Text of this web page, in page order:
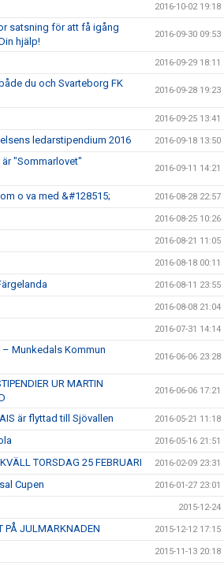
2016-10-02 19:18
satsning för att få igång
hjälp!
2016-09-30 09:53
2016-09-29 18:11
du och Svarteborg FK
2016-09-28 19:23
2016-09-25 13:41
ledarstipendium 2016 2016-09-18 13:50
"Sommarlovet"
2016-09-11 14:21
o va med &#128515; 2016-08-28 22:57
2016-08-25 10:26
2016-08-21 11:05
2016-08-18 00:11
2016-08-11 23:55
2016-08-08 21:04
2016-07-31 14:14
– Munkedals Kommun
2016-06-06 23:28
UR MARTIN
2016-06-06 17:21
är flyttad till Sjövallen 2016-05-21 11:18
2016-05-16 21:51
TORSDAG 25 FEBRUARI 2016-02-09 23:31
Cupen 2016-01-27 23:01
2015-12-24
PÅ JULMARKNADEN 2015-12-12 17:15
2015-11-13 20:18